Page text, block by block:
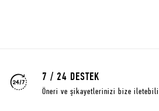
7 / 24 DESTEK
Öneri ve şikayetlerinizi bize